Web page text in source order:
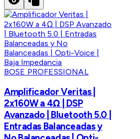
BOSE PROFESSIONAL
Amplificador Veritas |
2x160W a 4Ω | DSP
Avanzado | Bluetooth 5.0 |
Entradas Balanceadas y